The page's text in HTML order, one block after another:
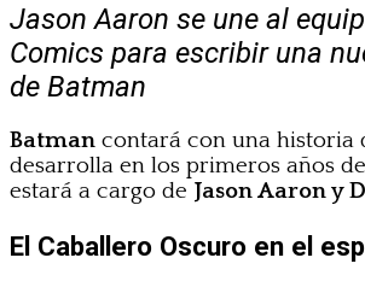
Jason Aaron se une al
Comics para escribir una
de Batman
Batman contará con una historia
desarrolla en los primeros años
estará a cargo de Jason Aaron y
El Caballero Oscuro en el